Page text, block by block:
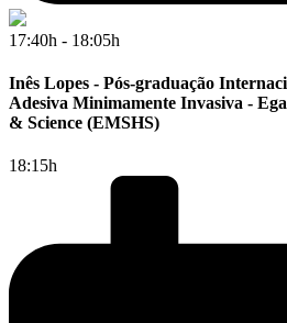
17:40h - 18:05h
Inês Lopes - Pós-graduação
Adesiva Minimamente Invasiva -
& Science (EMSHS)
18:15h